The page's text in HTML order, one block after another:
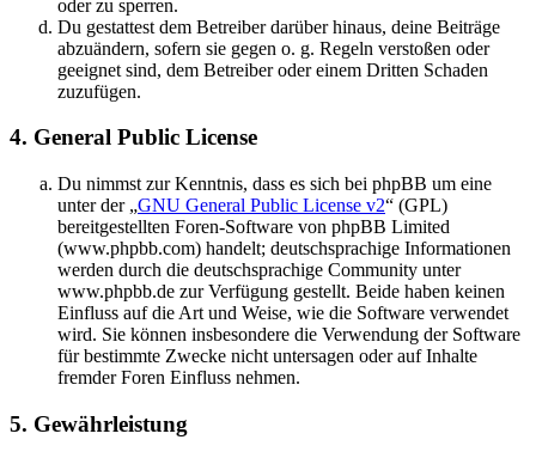
oder zu sperren.
Du gestattest dem Betreiber darüber hinaus, deine Beiträge
abzuändern, sofern sie gegen o. g. Regeln verstoßen oder
geeignet sind, dem Betreiber oder einem Dritten Schaden
zuzufügen.
4. General Public License
Du nimmst zur Kenntnis, dass es sich bei phpBB um eine
unter der „GNU General Public License v2“ (GPL)
bereitgestellten Foren-Software von phpBB Limited
(www.phpbb.com) handelt; deutschsprachige Informationen
werden durch die deutschsprachige Community unter
www.phpbb.de zur Verfügung gestellt. Beide haben keinen
Einfluss auf die Art und Weise, wie die Software verwendet
wird. Sie können insbesondere die Verwendung der Software
für bestimmte Zwecke nicht untersagen oder auf Inhalte
fremder Foren Einfluss nehmen.
5. Gewährleistung